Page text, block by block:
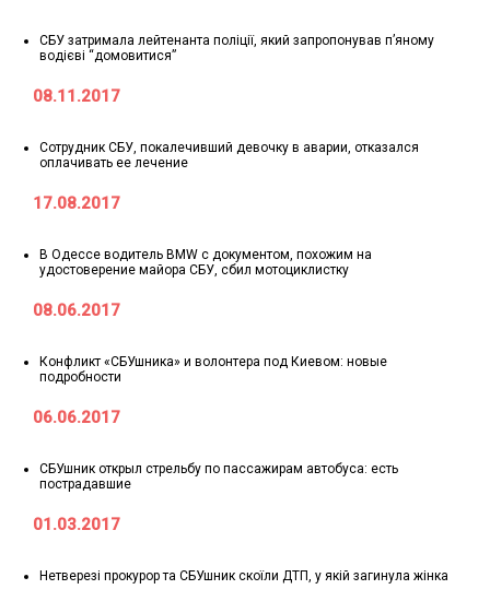
СБУ затримала лейтенанта поліції, який запропонував п’яному
водієві “домовитися”
08.11.2017
Сотрудник СБУ, покалечивший девочку в аварии, отказался
оплачивать ее лечение
17.08.2017
В Одессе водитель BMW с документом, похожим на
удостоверение майора СБУ, сбил мотоциклистку
08.06.2017
Конфликт «СБУшника» и волонтера под Киевом: новые
подробности
06.06.2017
СБУшник открыл стрельбу по пассажирам автобуса: есть
пострадавшие
01.03.2017
Нетверезі прокурор та СБУшник скоїли ДТП, у якій загинула жінка